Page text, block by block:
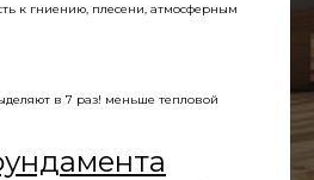
к гниению, плесени, атмосферным
в 7 раз! меньше тепловой